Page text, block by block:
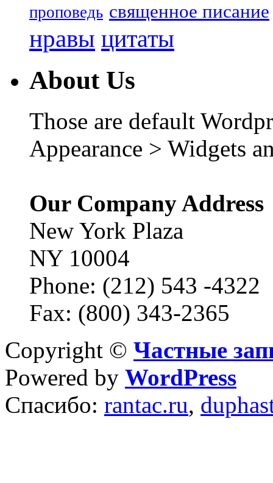
проповедь священное писание
нравы цитаты
About Us
Those are default
Appearance > Widgets
Our Company Address
New York Plaza
NY 10004
Phone: (212) 543 -4322
Fax: (800) 343-2365
Copyright © Частные
Powered by WordPress
Спасибо: rantac.ru,